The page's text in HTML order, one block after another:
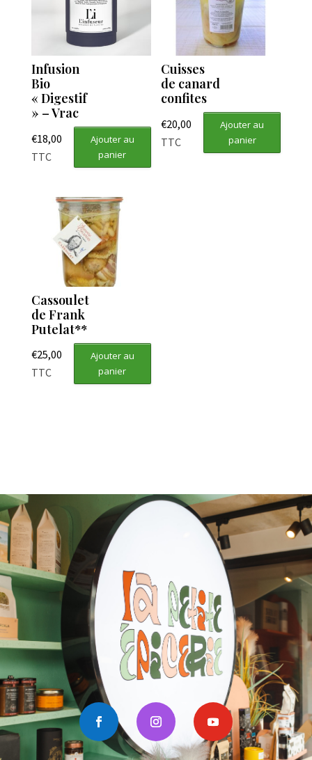
Infusion
Bio
« Digestif
» – Vrac
€18,00
TTC
Ajouter au
panier
Cuisses
de canard
confites
€20,00
TTC
Ajouter au
panier
Cassoulet
de Frank
Putelat**
€25,00
TTC
Ajouter au
panier